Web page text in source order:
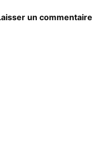
un commentaire